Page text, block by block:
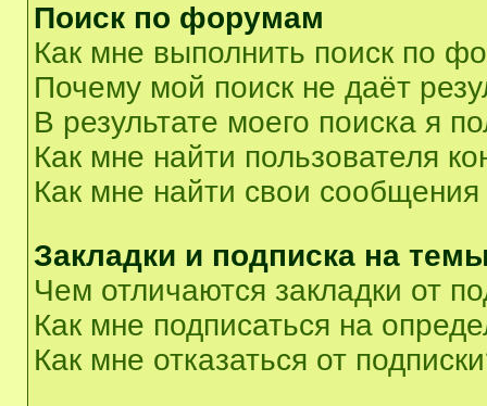
Поиск по форумам
Как мне выполнить поиск по
Почему мой поиск не даёт
В результате моего поиска я
Как мне найти пользователя
Как мне найти свои
Закладки и подписка на
Чем отличаются закладки от
Как мне подписаться на
Как мне отказаться от